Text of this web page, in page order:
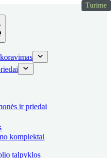
ir priedai
komplektai
talpyklos
Turime